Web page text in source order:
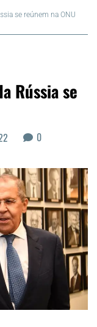
se reúnem na ONU
Rússia se
0